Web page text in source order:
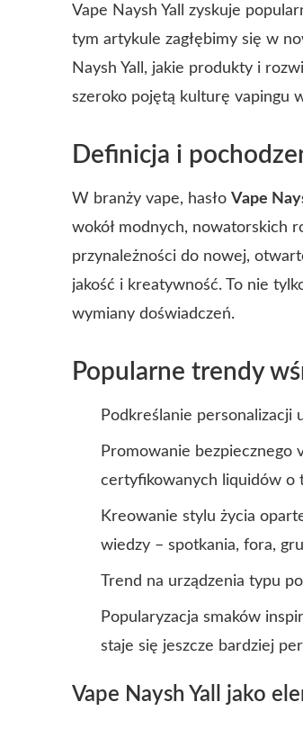
Vape Naysh Yall zyskuje
tym artykule zagłębimy się w
Naysh Yall, jakie produkty i
szeroko pojętą kulturę vapingu
Definicja i
W branży vape, hasło Vape
wokół modnych, nowatorskich
przynależności do nowej,
jakość i kreatywność. To nie
wymiany doświadczeń.
Popularne trendy
Podkreślanie personalizacji
Promowanie bezpiecznego
certyfikowanych liquidów o
Kreowanie stylu życia
wiedzy – spotkania, fora,
Trend na urządzenia typu
Popularyzacja smaków
staje się jeszcze bardziej
Vape Naysh Yall jako